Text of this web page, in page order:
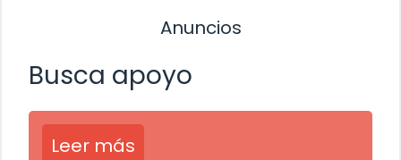
Anuncios
Busca apoyo
Leer más